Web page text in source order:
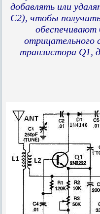
добавлять или
С2), чтобы
обеспечивают
отрицательного
транзистора Q1,